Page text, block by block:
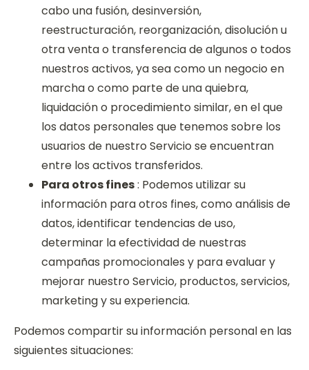
cabo una fusión, desinversión,
reestructuración, reorganización, disolución u
otra venta o transferencia de algunos o todos
nuestros activos, ya sea como un negocio en
marcha o como parte de una quiebra,
liquidación o procedimiento similar, en el que
los datos personales que tenemos sobre los
usuarios de nuestro Servicio se encuentran
entre los activos transferidos.
Para otros fines: Podemos utilizar su
información para otros fines, como análisis de
datos, identificar tendencias de uso,
determinar la efectividad de nuestras
campañas promocionales y para evaluar y
mejorar nuestro Servicio, productos, servicios,
marketing y su experiencia.
Podemos compartir su información personal en las
siguientes situaciones: